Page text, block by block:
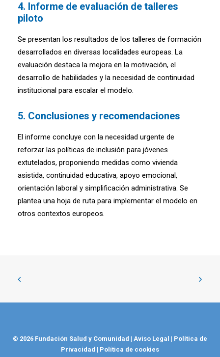
4. Informe de evaluación de talleres
piloto
Se presentan los resultados de los talleres de formación
desarrollados en diversas localidades europeas. La
evaluación destaca la mejora en la motivación, el
desarrollo de habilidades y la necesidad de continuidad
institucional para escalar el modelo.
5. Conclusiones y recomendaciones
El informe concluye con la necesidad urgente de
reforzar las políticas de inclusión para jóvenes
extutelados, proponiendo medidas como vivienda
asistida, continuidad educativa, apoyo emocional,
orientación laboral y simplificación administrativa. Se
plantea una hoja de ruta para implementar el modelo en
otros contextos europeos.
© 2026 Fundación Salud y Comunidad | Aviso Legal | Política de
Privacidad | Política de cookies